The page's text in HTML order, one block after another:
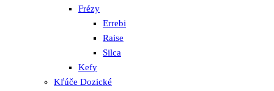
Frézy
Errebi
Raise
Silca
Kefy
Kľúče Dozické